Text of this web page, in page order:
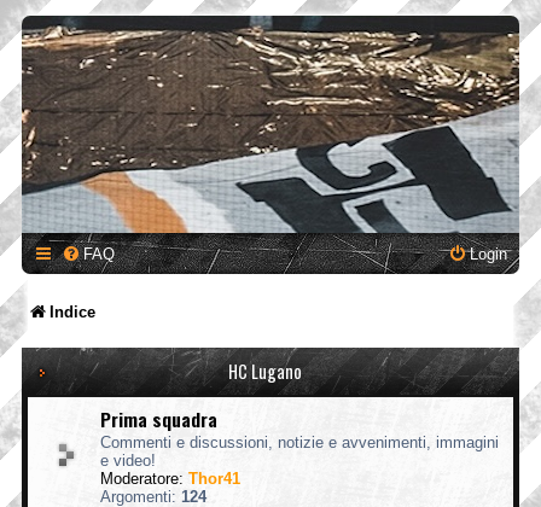
FAQ Login
Indice
HC Lugano
Prima squadra
Commenti e discussioni, notizie e avvenimenti, immagini
e video!
Moderatore: Thor41
Argomenti: 124